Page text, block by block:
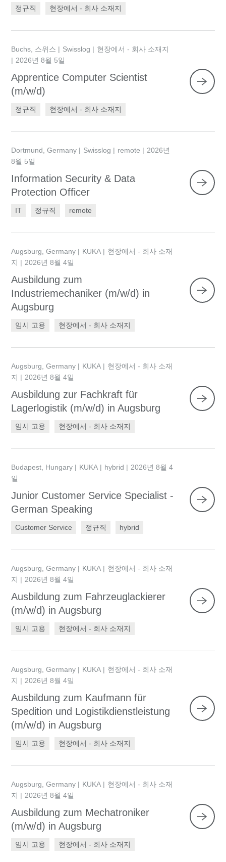
정규직 현장에서 - 회사 소재지
Buchs, 스위스 Swisslog
현장에서 - 회사 소재지
2026년 8월 5일
Apprentice Computer Scientist
(m/w/d)
정규직 현장에서 - 회사 소재지
Dortmund, Germany Swisslog remote
2026년
8월 5일
Information Security & Data
Protection Officer
IT 정규직 remote
Augsburg, Germany KUKA
현장에서 - 회사 소재
지
2026년 8월 4일
Ausbildung zum
Industriemechaniker (m/w/d) in
Augsburg
임시 고용 현장에서 - 회사 소재지
Augsburg, Germany KUKA
현장에서 - 회사 소재
지
2026년 8월 4일
Ausbildung zur Fachkraft für
Lagerlogistik (m/w/d) in Augsburg
임시 고용 현장에서 - 회사 소재지
Budapest, Hungary KUKA hybrid
2026년 8월 4
일
Junior Customer Service Specialist -
German Speaking
Customer Service 정규직 hybrid
Augsburg, Germany KUKA
현장에서 - 회사 소재
지
2026년 8월 4일
Ausbildung zum Fahrzeuglackierer
(m/w/d) in Augsburg
임시 고용 현장에서 - 회사 소재지
Augsburg, Germany KUKA
현장에서 - 회사 소재
지
2026년 8월 4일
Ausbildung zum Kaufmann für
Spedition und Logistikdienstleistung
(m/w/d) in Augsburg
임시 고용 현장에서 - 회사 소재지
Augsburg, Germany KUKA
현장에서 - 회사 소재
지
2026년 8월 4일
Ausbildung zum Mechatroniker
(m/w/d) in Augsburg
임시 고용 현장에서 - 회사 소재지